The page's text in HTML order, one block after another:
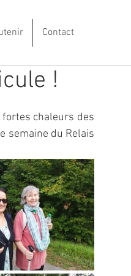
Contact
!
chaleurs des
semaine du Relais